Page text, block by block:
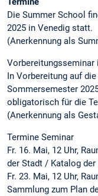
Die Summer School
2025 in Venedig statt.
(Anerkennung als
Vorbereitungsseminar
In Vorbereitung auf
Sommersemester
obligatorisch für die
(Anerkennung als
Termine Seminar
Fr. 16. Mai, 12 Uhr,
der Stadt / Katalog
Fr. 23. Mai, 12 Uhr,
Sammlung zum Plan